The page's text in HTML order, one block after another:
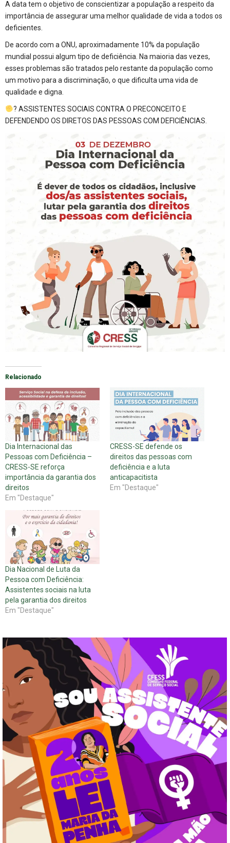
A data tem o objetivo de conscientizar a população a respeito da
importância de assegurar uma melhor qualidade de vida a todos os
deficientes.
De acordo com a ONU, aproximadamente 10% da população
mundial possui algum tipo de deficiência. Na maioria das vezes,
esses problemas são tratados pelo restante da população como
um motivo para a discriminação, o que dificulta uma vida de
qualidade e digna.
? ASSISTENTES SOCIAIS CONTRA O PRECONCEITO E
DEFENDENDO OS DIRETOS DAS PESSOAS COM DEFICIÊNCIAS.
Relacionado
Dia Internacional das
Pessoas com Deficiência –
CRESS-SE reforça
importância da garantia dos
direitos
Em "Destaque"
CRESS-SE defende os
direitos das pessoas com
deficiência e a luta
anticapacitista
Em "Destaque"
Dia Nacional de Luta da
Pessoa com Deficiência:
Assistentes sociais na luta
pela garantia dos direitos
Em "Destaque"